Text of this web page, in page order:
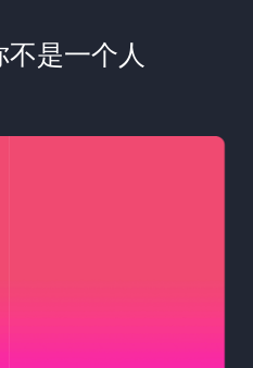
是一个人